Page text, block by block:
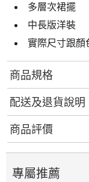
多層次裙擺
中長版洋裝
實際尺寸跟顏
商品規格
配送及退貨說明
商品評價
專屬推薦